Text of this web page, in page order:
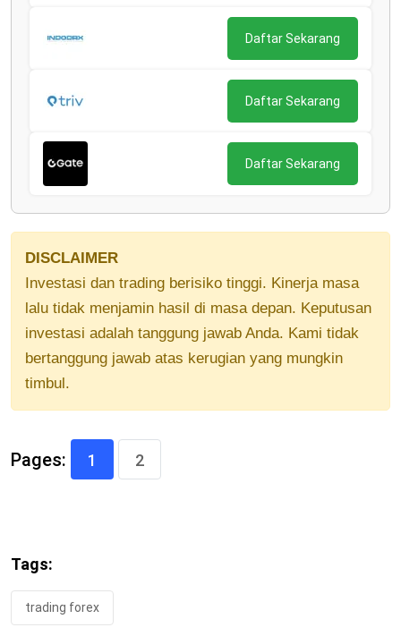
Daftar Sekarang
Daftar Sekarang
Daftar Sekarang
DISCLAIMER
Investasi dan trading berisiko tinggi. Kinerja masa
lalu tidak menjamin hasil di masa depan. Keputusan
investasi adalah tanggung jawab Anda. Kami tidak
bertanggung jawab atas kerugian yang mungkin
timbul.
Pages: 1 2
Tags:
trading forex